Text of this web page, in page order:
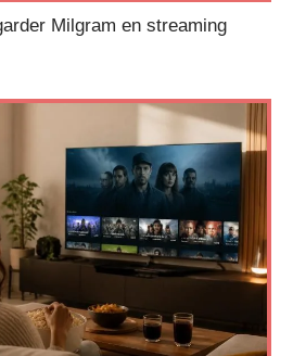
Milgram en streaming